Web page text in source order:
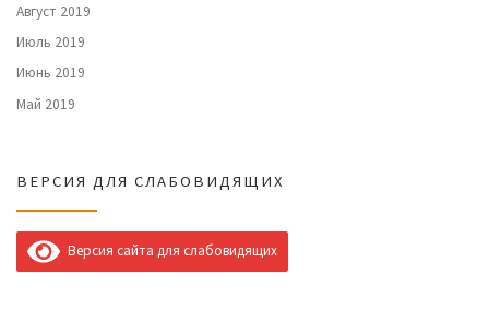
Август 2019
Июль 2019
Июнь 2019
Май 2019
ВЕРСИЯ ДЛЯ СЛАБОВИДЯЩИХ
Версия сайта для слабовидящих